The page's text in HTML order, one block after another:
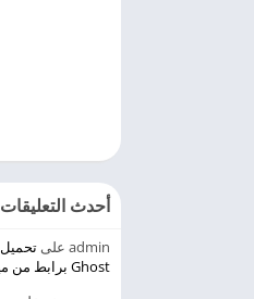
أحدث التعليقات
admin على
Ghost برابط من ميديا فاير